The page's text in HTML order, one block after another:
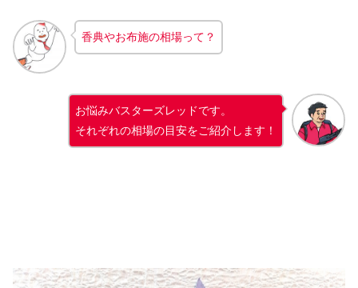
香典やお布施の相場って？
お悩みバスターズレッドです。
それぞれの相場の目安をご紹介します！